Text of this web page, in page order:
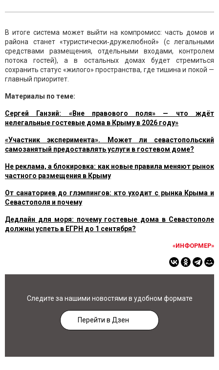
В итоге система может выйти на компромисс: часть домов и
района станет «туристически‑дружелюбной» (с легальными
средствами размещения, отдельными входами, контролем
потока гостей), а в остальных домах будет стремиться
сохранить статус «жилого» пространства, где тишина и покой —
главный приоритет.
Материалы по теме:
Сергей Ганзий: «Вне правового поля» — что ждёт
нелегальные гостевые дома в Крыму в 2026 году»
«Участник эксперимента». Может ли севастопольский
самозанятый предоставлять услуги в гостевом доме?
Не реклама, а блокировка: как новые правила меняют рынок
частного размещения в Крыму
От санаториев до глэмпингов: кто уходит с рынка Крыма и
Севастополя и почему
Дедлайн для моря: почему гостевые дома в Севастополе
должны успеть в ЕГРН до 1 сентября?
«ИНФОРМЕР»
Следите за нашими новостями в удобном формате
Перейти в Дзен